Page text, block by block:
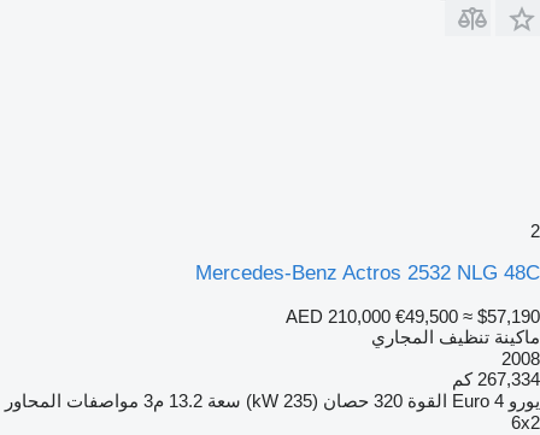
2
Mercedes-Benz Actros 2532 NLG 48C
AED 210,000 €49,500 ≈ $57,190
ماكينة تنظيف المجاري
2008
267,334 كم
يورو Euro 4 القوة 320 حصان (235 kW) سعة 13.2 م3
مواصفات المحاور
6x2